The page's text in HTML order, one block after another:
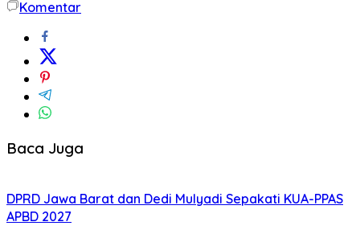
Komentar
Baca Juga
DPRD Jawa Barat dan Dedi Mulyadi Sepakati KUA-PPAS
APBD 2027